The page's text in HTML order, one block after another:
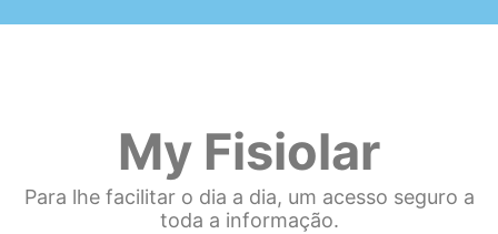
My Fisiolar
Para lhe facilitar o dia a dia, um acesso seguro a
toda a informação.